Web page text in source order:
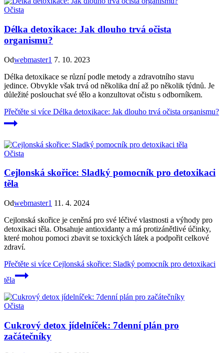
Očista
Délka detoxikace: Jak dlouho trvá očista
organismu?
Odwebmaster1 7. 10. 2023
Délka detoxikace se různí podle metody a zdravotního stavu
jedince. Obvykle však trvá od několika dní až po několik týdnů. Je
důležité poslouchat své tělo a konzultovat očistu s odborníkem.
Přečtěte si více Délka detoxikace: Jak dlouho trvá očista organismu?
Očista
Cejlonská skořice: Sladký pomocník pro detoxikaci
těla
Odwebmaster1 11. 4. 2024
Cejlonská skořice je ceněná pro své léčivé vlastnosti a výhody pro
detoxikaci těla. Obsahuje antioxidanty a má protizánětlivé účinky,
které mohou pomoci zbavit se toxických látek a podpořit celkové
zdraví.
Přečtěte si více Cejlonská skořice: Sladký pomocník pro detoxikaci
těla
Očista
Cukrový detox jídelníček: 7denní plán pro
začátečníky